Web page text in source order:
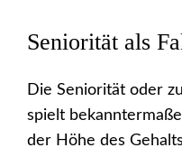
Seniorität als
Die Seniorität oder
spielt
der Höhe des